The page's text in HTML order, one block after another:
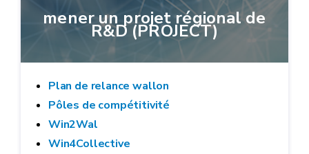
mener un projet régional de
R&D (PROJECT)
Plan de relance wallon
Pôles de compétitivité
Win2Wal
Win4Collective